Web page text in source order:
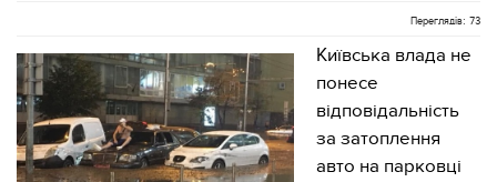
Переглядів: 73
Київська влада не
понесе
відповідальність
за затоплення
авто на парковці